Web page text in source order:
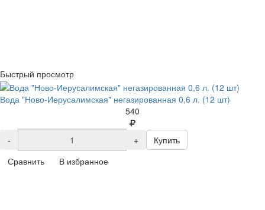
Быстрый просмотр
Вода "Ново-Иерусалимская" негазированная 0,6 л. (12 шт)
540
- +
Купить
Сравнить
В избранное